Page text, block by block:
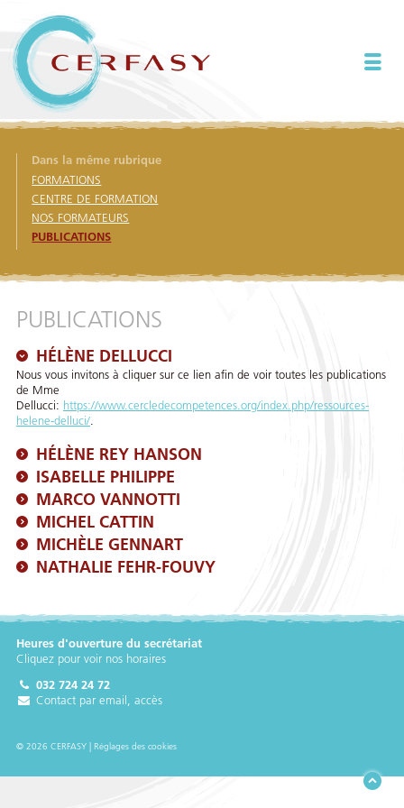
Dans la même rubrique
FORMATIONS
CENTRE DE FORMATION
NOS FORMATEURS
PUBLICATIONS
PUBLICATIONS
HÉLÈNE DELLUCCI
Nous vous invitons à cliquer sur ce lien afin de voir toutes les publications
de Mme
Dellucci: https://www.cercledecompetences.org/index.php/ressources-
helene-delluci/.
HÉLÈNE REY HANSON
ISABELLE PHILIPPE
MARCO VANNOTTI
MICHEL CATTIN
MICHÈLE GENNART
NATHALIE FEHR-FOUVY
Heures d'ouverture du secrétariat
Cliquez pour voir nos horaires
032 724 24 72
Contact par email, accès
© 2026 CERFASY | Réglages des cookies